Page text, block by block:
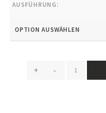
AUSFÜHRUNG:
OPTION AUSWÄHLEN
+ -